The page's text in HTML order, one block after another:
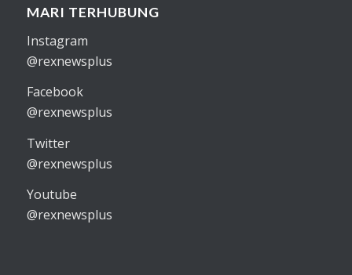
MARI TERHUBUNG
Instagram
@rexnewsplus
Facebook
@rexnewsplus
Twitter
@rexnewsplus
Youtube
@rexnewsplus